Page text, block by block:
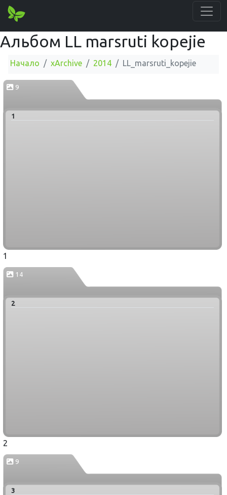
Альбом LL marsruti kopejie
Начало xArchive 2014 LL_marsruti_kopejie
9
1
1
14
2
2
9
3